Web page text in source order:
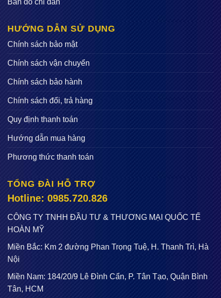
Bản đồ chỉ dẫn
HƯỚNG DẪN SỬ DỤNG
Chính sách bảo mật
Chính sách vận chuyển
Chính sách bảo hành
Chính sách đổi, trả hàng
Quy định thanh toán
Hướng dẫn mua hàng
Phương thức thanh toán
TỔNG ĐÀI HỖ TRỢ
Hotline: 0985.720.826
CÔNG TY TNHH ĐẦU TƯ & THƯƠNG MẠI QUỐC TẾ
HOÀN MỸ
Miền Bắc: Km 2 đường Phan Trọng Tuệ, H. Thanh Trì, Hà
Nội
Miền Nam: 184/20/9 Lê Đình Cẩn, P. Tân Tạo, Quận Bình
Tân, HCM